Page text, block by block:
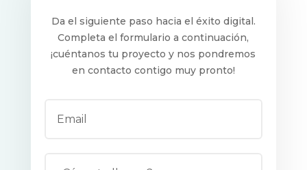
Da el siguiente paso hacia el éxito digital.
Completa el formulario a continuación,
¡cuéntanos tu proyecto y nos pondremos
en contacto contigo muy pronto!